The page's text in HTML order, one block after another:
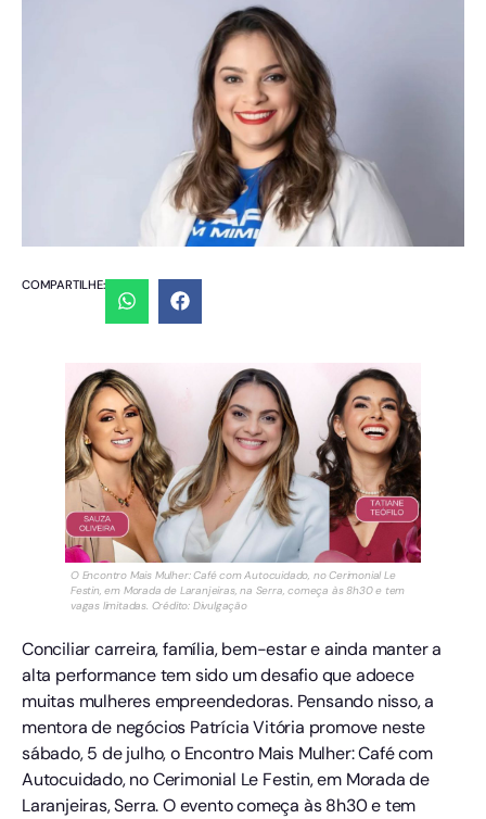
COMPARTILHE:
O Encontro Mais Mulher: Café com Autocuidado, no Cerimonial Le
Festin, em Morada de Laranjeiras, na Serra, começa às 8h30 e tem
vagas limitadas. Crédito: Divulgação
Conciliar carreira, família, bem-estar e ainda manter a
alta performance tem sido um desafio que adoece
muitas mulheres empreendedoras. Pensando nisso, a
mentora de negócios Patrícia Vitória promove neste
sábado, 5 de julho, o Encontro Mais Mulher: Café com
Autocuidado, no Cerimonial Le Festin, em Morada de
Laranjeiras, Serra. O evento começa às 8h30 e tem